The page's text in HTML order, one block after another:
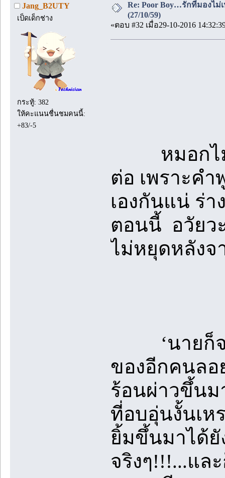
Jang_B2UTY
เป็ดเด็กช่าง
กระทู้: 382
ให้คะแนนชื่นชมคนนี้:
+83/-5
Re: Poor Boy…รักที่มองไม่
(27/10/59)
«ตอบ #32 เมื่อ29-10-2016
หมอกไม่เ
ต่อ เพราะคำ
เองกันแน่ ร่
ตอนนี้ อวัยว
ไม่หยุดหลังจ
‘นายก็จะ
ของอีกคนลอ
ร้อนผ่าวขึ้นม
ที่อบอุ่นงั้นเห
ยิ้มขึ้นมาได้ยั
จริงๆ!!!...แล